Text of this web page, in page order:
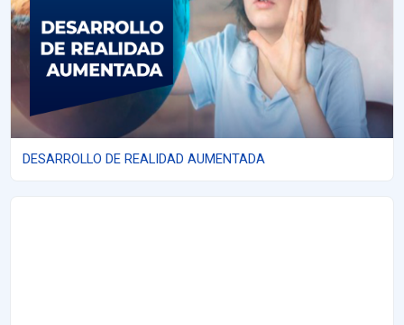
DESARROLLO DE REALIDAD AUMENTADA
DESARROLLO DE REALIDAD AUMENTADA